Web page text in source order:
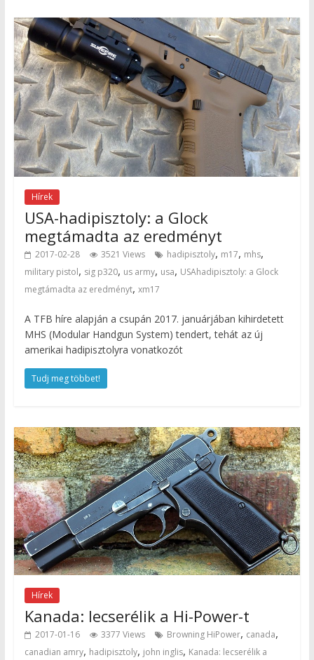
Hírek
USA-hadipisztoly: a Glock
megtámadta az eredményt
2017-02-28 3521 Views hadipisztoly, m17, mhs,
military pistol, sig p320, us army, usa, USAhadipisztoly: a Glock
megtámadta az eredményt, xm17
A TFB híre alapján a csupán 2017. januárjában kihirdetett
MHS (Modular Handgun System) tendert, tehát az új
amerikai hadipisztolyra vonatkozót
Tudj meg többet!
Hírek
Kanada: lecserélik a Hi-Power-t
2017-01-16 3377 Views Browning HiPower, canada,
canadian amry, hadipisztoly, john inglis, Kanada: lecserélik a